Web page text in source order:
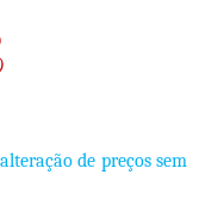
de preços sem